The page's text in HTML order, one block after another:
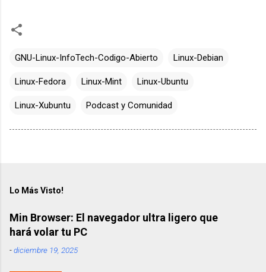
GNU-Linux-InfoTech-Codigo-Abierto Linux-Debian
Linux-Fedora Linux-Mint Linux-Ubuntu
Linux-Xubuntu Podcast y Comunidad
Lo Más Visto!
Min Browser: El navegador ultra ligero que
hará volar tu PC
-diciembre 19, 2025